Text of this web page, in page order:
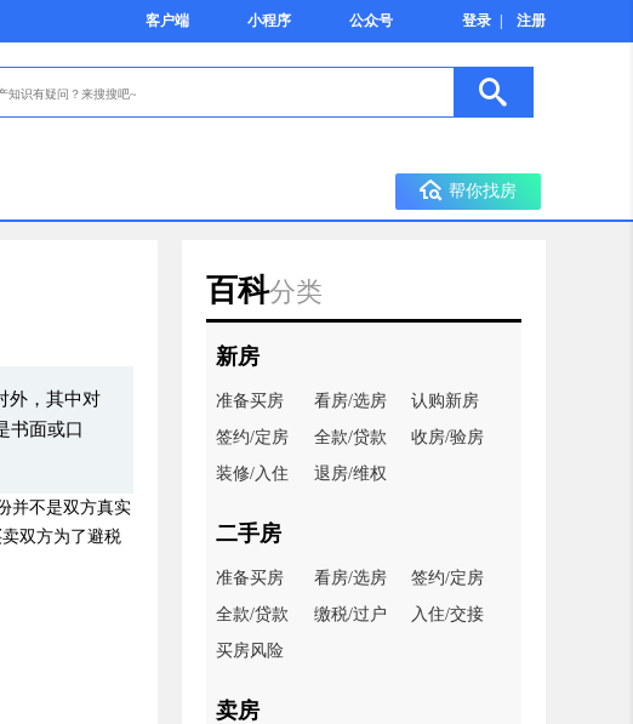
客户端 小程序 公众号 登录 注册
帮你找房
外，其中对
书面或口
并不是双方真实
双方为了避税
百科分类
新房
准备买房 看房/选房
认购新房
签约/定房
全款/贷款
收房/验房
装修/入住
退房/维权
二手房
准备买房 看房/选房
签约/定房
全款/贷款
缴税/过户
入住/交接
买房风险
卖房